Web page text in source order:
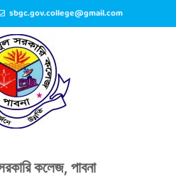
sbgc.gov.college@gmail.com
কলেজ, পাবনা